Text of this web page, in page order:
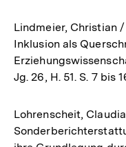
Lindmeier, Christian
Inklusion als
Jg. 26, H. 51. S. 7 bis
Lohrenscheit,